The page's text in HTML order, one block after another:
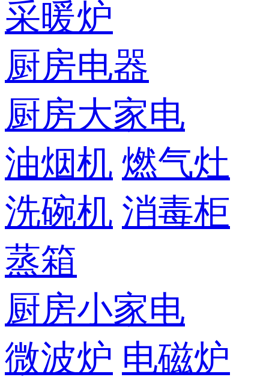
采暖炉
厨房电器
厨房大家电
油烟机 燃气灶
洗碗机 消毒柜
蒸箱
厨房小家电
微波炉 电磁炉